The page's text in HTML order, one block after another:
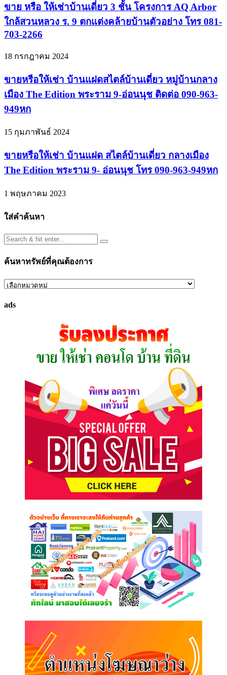
ขาย หรือ ให้เช่าบ้านเดี่ยว 3 ชั้น โครงการ AQ Arbor
ใกล้สวนหลวง ร. 9 ตกแต่งคล้ายบ้านตัวอย่าง โทร 081-
703-2266
18 กรกฎาคม 2024
ขายหรือให้เช่า บ้านแฝดสไตล์บ้านเดี่ยว หมู่บ้านกลาง
เมือง The Edition พระราม 9-อ่อนนุช ติดต่อ 090-963-
949หก
15 กุมภาพันธ์ 2024
ขายหรือให้เช่า บ้านแฝด สไตล์บ้านเดี่ยว กลางเมือง
The Edition พระราม 9- อ่อนนุช โทร 090-963-949หก
1 พฤษภาคม 2023
ใส่คำค้นหา
ค้นหาทรัพย์ที่คุณต้องการ
ค้นหา
ที่
ads